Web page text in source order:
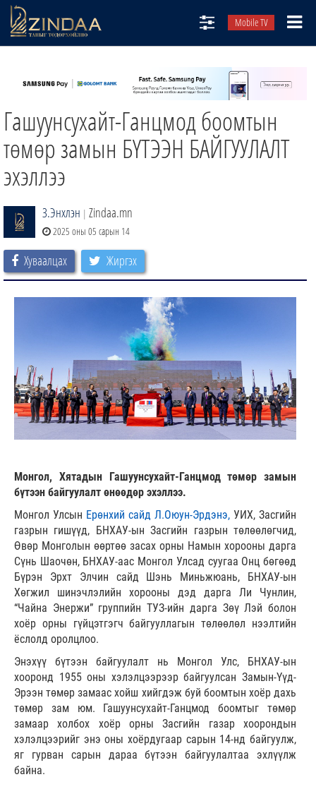
Mobile TV
ТВ8
ӨГЛӨӨНИЙ СОНИН
АУДИО ЗОХИОЛ
ЗИНДАА СЭТГҮҮЛ
Гашуунсухайт-Ганцмод боомтын
төмөр замын БҮТЭЭН БАЙГУУЛАЛТ
эхэллээ
З.Энхлэн | Zindaa.mn
2025 оны 05 сарын 14
Хуваалцах Жиргэх
Монгол, Хятадын Гашуунсухайт-Ганцмод төмөр замын
бүтээн байгуулалт өнөөдөр эхэллээ.
Монгол Улсын Ерөнхий сайд Л.Оюун-Эрдэнэ, УИХ, Засгийн
газрын гишүүд, БНХАУ-ын Засгийн газрын төлөөлөгчид,
Өвөр Монголын өөртөө засах орны Намын хорооны дарга
Сүнь Шаочөн, БНХАУ-аас Монгол Улсад суугаа Онц бөгөөд
Бүрэн Эрхт Элчин сайд Шэнь Миньжюань, БНХАУ-ын
Хөгжил шинэчлэлийн хорооны дэд дарга Ли Чунлин,
“Чайна Энержи” группийн ТУЗ-ийн дарга Зөү Лэй болон
хоёр орны гүйцэтгэгч байгууллагын төлөөлөл нээлтийн
ёслолд оролцлоо.
Энэхүү бүтээн байгуулалт нь Монгол Улс, БНХАУ-ын
хооронд 1955 оны хэлэлцээрээр байгуулсан Замын-Үүд-
Эрээн төмөр замаас хойш хийгдэж буй боомтын хоёр дахь
төмөр зам юм. Гашуунсухайт-Ганцмод боомтыг төмөр
замаар холбох хоёр орны Засгийн газар хоорондын
хэлэлцээрийг энэ оны хоёрдугаар сарын 14-нд байгуулж,
яг гурван сарын дараа бүтээн байгуулалтаа эхлүүлж
байна.